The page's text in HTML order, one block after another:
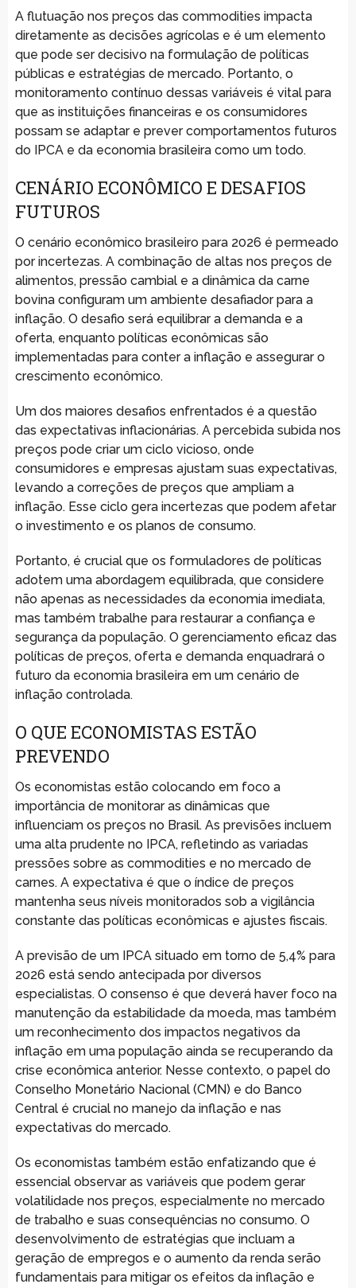
A flutuação nos preços das commodities impacta
diretamente as decisões agrícolas e é um elemento
que pode ser decisivo na formulação de políticas
públicas e estratégias de mercado. Portanto, o
monitoramento contínuo dessas variáveis é vital para
que as instituições financeiras e os consumidores
possam se adaptar e prever comportamentos futuros
do IPCA e da economia brasileira como um todo.
CENÁRIO ECONÔMICO E DESAFIOS
FUTUROS
O cenário econômico brasileiro para 2026 é permeado
por incertezas. A combinação de altas nos preços de
alimentos, pressão cambial e a dinâmica da carne
bovina configuram um ambiente desafiador para a
inflação. O desafio será equilibrar a demanda e a
oferta, enquanto políticas econômicas são
implementadas para conter a inflação e assegurar o
crescimento econômico.
Um dos maiores desafios enfrentados é a questão
das expectativas inflacionárias. A percebida subida nos
preços pode criar um ciclo vicioso, onde
consumidores e empresas ajustam suas expectativas,
levando a correções de preços que ampliam a
inflação. Esse ciclo gera incertezas que podem afetar
o investimento e os planos de consumo.
Portanto, é crucial que os formuladores de políticas
adotem uma abordagem equilibrada, que considere
não apenas as necessidades da economia imediata,
mas também trabalhe para restaurar a confiança e
segurança da população. O gerenciamento eficaz das
políticas de preços, oferta e demanda enquadrará o
futuro da economia brasileira em um cenário de
inflação controlada.
O QUE ECONOMISTAS ESTÃO
PREVENDO
Os economistas estão colocando em foco a
importância de monitorar as dinâmicas que
influenciam os preços no Brasil. As previsões incluem
uma alta prudente no IPCA, refletindo as variadas
pressões sobre as commodities e no mercado de
carnes. A expectativa é que o índice de preços
mantenha seus níveis monitorados sob a vigilância
constante das políticas econômicas e ajustes fiscais.
A previsão de um IPCA situado em torno de 5,4% para
2026 está sendo antecipada por diversos
especialistas. O consenso é que deverá haver foco na
manutenção da estabilidade da moeda, mas também
um reconhecimento dos impactos negativos da
inflação em uma população ainda se recuperando da
crise econômica anterior. Nesse contexto, o papel do
Conselho Monetário Nacional (CMN) e do Banco
Central é crucial no manejo da inflação e nas
expectativas do mercado.
Os economistas também estão enfatizando que é
essencial observar as variáveis que podem gerar
volatilidade nos preços, especialmente no mercado
de trabalho e suas consequências no consumo. O
desenvolvimento de estratégias que incluam a
geração de empregos e o aumento da renda serão
fundamentais para mitigar os efeitos da inflação e